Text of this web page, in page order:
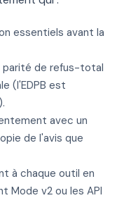
essentiels avant la
parité de refus-total
(l'EDPB est
avec un
de l'avis que
à chaque outil en
Mode v2 ou les API